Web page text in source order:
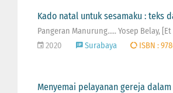
Kado natal untuk sesamaku : teks
Pangeran Manurung..... Yosep Belay,
2020
Surabaya ISBN :
Menyemai pelayanan gereja